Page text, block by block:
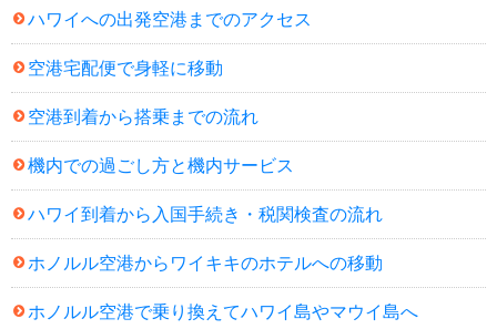
ハワイへの出発空港までのアクセス
空港宅配便で身軽に移動
空港到着から搭乗までの流れ
機内での過ごし方と機内サービス
ハワイ到着から入国手続き・税関検査の流れ
ホノルル空港からワイキキのホテルへの移動
ホノルル空港で乗り換えてハワイ島やマウイ島へ